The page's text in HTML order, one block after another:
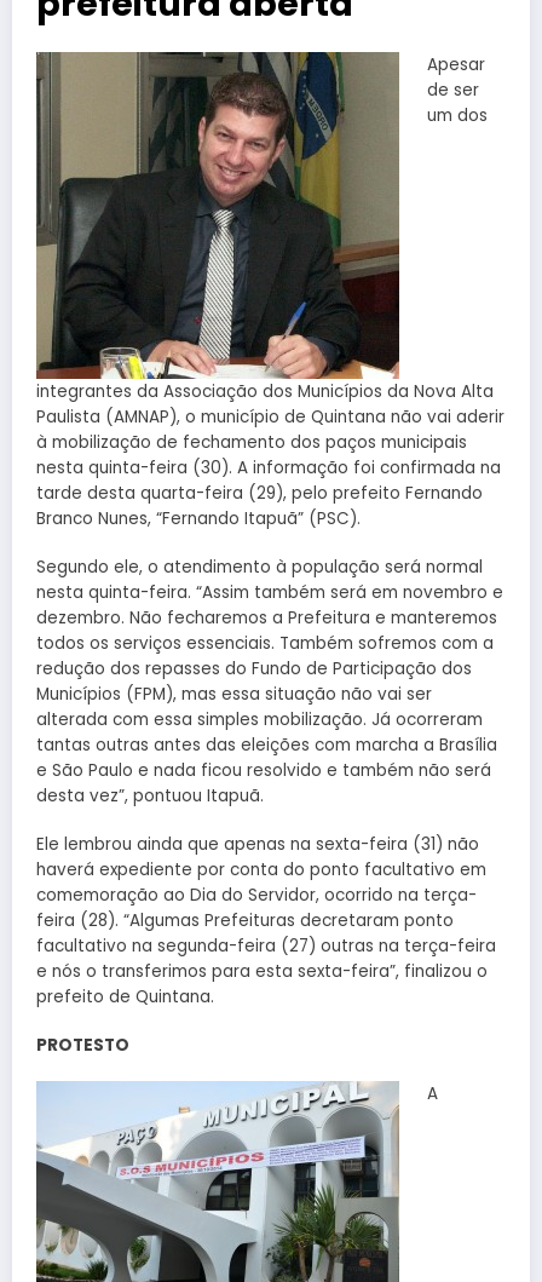
Apesar
de ser
um dos
integrantes da Associação dos Municípios da Nova Alta
Paulista (AMNAP), o município de Quintana não vai aderir
à mobilização de fechamento dos paços municipais
nesta quinta-feira (30). A informação foi confirmada na
tarde desta quarta-feira (29), pelo prefeito Fernando
Branco Nunes, “Fernando Itapuã” (PSC).
Segundo ele, o atendimento à população será normal
nesta quinta-feira. “Assim também será em novembro e
dezembro. Não fecharemos a Prefeitura e manteremos
todos os serviços essenciais. Também sofremos com a
redução dos repasses do Fundo de Participação dos
Municípios (FPM), mas essa situação não vai ser
alterada com essa simples mobilização. Já ocorreram
tantas outras antes das eleições com marcha a Brasília
e São Paulo e nada ficou resolvido e também não será
desta vez”, pontuou Itapuã.
Ele lembrou ainda que apenas na sexta-feira (31) não
haverá expediente por conta do ponto facultativo em
comemoração ao Dia do Servidor, ocorrido na terça-
feira (28). “Algumas Prefeituras decretaram ponto
facultativo na segunda-feira (27) outras na terça-feira
e nós o transferimos para esta sexta-feira”, finalizou o
prefeito de Quintana.
PROTESTO
A